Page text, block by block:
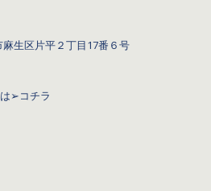
生区片平２丁目17番６号
➢コチラ